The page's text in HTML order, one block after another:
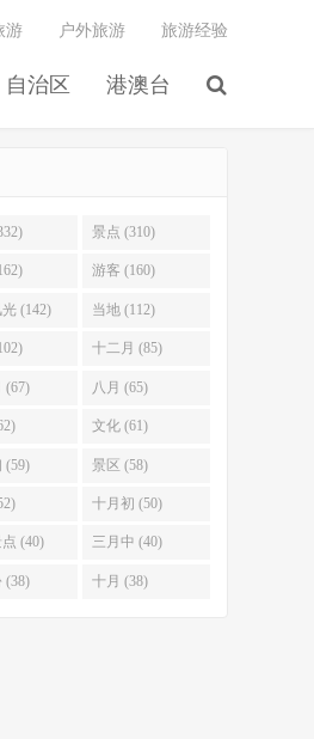
自治区 港澳台
游 户外旅游 旅游经验
景点 (310)
游客 (160)
(142) 当地 (112)
十二月 (85)
(67) 八月 (65)
文化 (61)
(59) 景区 (58)
十月初 (50)
(40) 三月中 (40)
(38) 十月 (38)